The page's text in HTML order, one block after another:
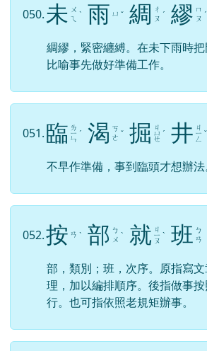
050.未 ㄨ
ㄟ ˋ 雨 ㄩ ˇ 綢
ㄔ
ㄡ ˊ 繆 ㄇ
ㄡ ˊ
綢繆，緊密纏縛。在未下雨時把
比喻事先做好準備工作。
051.臨 ㄌ
ㄧ
ㄣ
ˊ 渴 ㄎ
ㄜ ˇ 掘 ㄐ
ㄩ
ㄝ
ˊ 井 ㄐ
ㄧ
ㄥ
ˇ
不早作準備，事到臨頭才想辦法
052.按 ㄢ ˋ 部 ㄅ
ㄨ ˋ 就 ㄐ
ㄧ
ㄡ
ˋ 班 ㄅ
ㄢ
部，類別；班，次序。原指寫
理，加以編排順序。後指做事
行。也可指依照老規矩辦事。